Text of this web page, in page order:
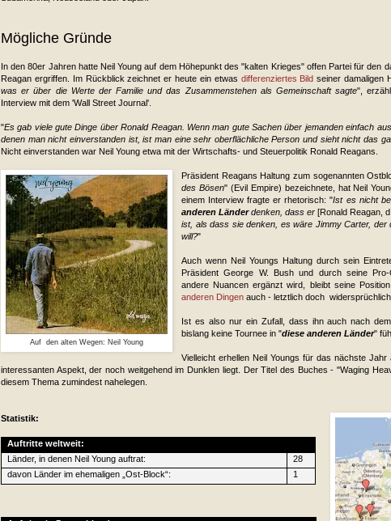
Mögliche Gründe
In den 80er Jahren hatte Neil Young auf dem Höhepunkt des "kalten Krieges" offen Partei für den
Reagan ergriffen. Im Rückblick zeichnet er heute ein etwas differenziertes Bild seiner damaligen
was er über die Werte der Familie und das Zusammenstehen als Gemeinschaft sagte",
Interview mit dem 'Wall Street Journal'.
"Es gab viele gute Dinge über Ronald Reagan. Wenn man gute Sachen über jemanden einfach
denen man nicht einverstanden ist, ist man eine sehr oberflächliche Person und sieht nicht das
Nicht einverstanden war Neil Young etwa mit der Wirtschafts- und Steuerpolitik Ronald Reagans.
Auf den alten Wegen: Neil Young
Präsident Reagans Haltung zum sogenannten
des Bösen" (Evil Empire) bezeichnete, hat Neil
einem Interview fragte er rhetorisch: "Ist es nicht
anderen Länderdenken, dass er [Ronald Reagan,
ist, als dass sie denken, es wäre Jimmy Carter, der
will?"
Auch wenn Neil Youngs Haltung durch sein
Präsident George W. Bush und durch seine
andere Nuancen ergänzt wird, bleibt seine
anderen Dingen auch - letztlich doch widersprüchlich.
Ist es also nur ein Zufall, dass ihn auch nach
bislang keine Tournee in "diese anderen Länder"
Vielleicht erhellen Neil Youngs für das nächste Jahr
interessanten Aspekt, der noch weitgehend im Dunklen liegt. Der Titel des Buches - "Waging
diesem Thema zumindest nahelegen.
Statistik:
Auftritte weltweit:
Länder, in denen Neil Young auftrat:
28
davon Länder im ehemaligen „Ost-Block“:
1